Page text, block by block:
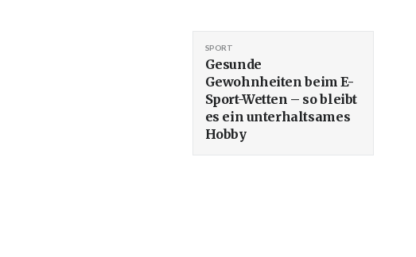
Gesunde
Gewohnheiten beim E-
Sport-Wetten – so bleibt
es ein unterhaltsames
Hobby
SPORT